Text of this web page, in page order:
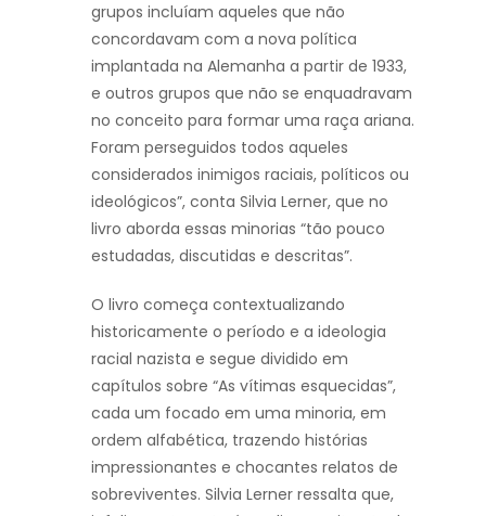
grupos incluíam aqueles que não
concordavam com a nova política
implantada na Alemanha a partir de 1933,
e outros grupos que não se enquadravam
no conceito para formar uma raça ariana.
Foram perseguidos todos aqueles
considerados inimigos raciais, políticos ou
ideológicos”, conta Silvia Lerner, que no
livro aborda essas minorias “tão pouco
estudadas, discutidas e descritas”.
O livro começa contextualizando
historicamente o período e a ideologia
racial nazista e segue dividido em
capítulos sobre “As vítimas esquecidas”,
cada um focado em uma minoria, em
ordem alfabética, trazendo histórias
impressionantes e chocantes relatos de
sobreviventes. Silvia Lerner ressalta que,